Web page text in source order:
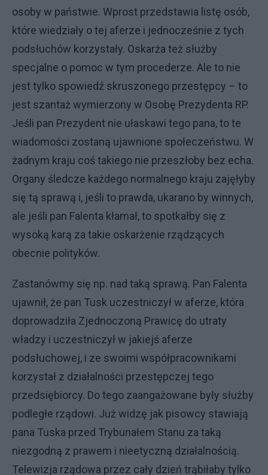
osoby w państwie. Wprost przedstawia listę osób,
które wiedziały o tej aferze i jednocześnie z tych
podsłuchów korzystały. Oskarża też służby
specjalne o pomoc w tym procederze. Ale to nie
jest tylko spowiedź skruszonego przestępcy – to
jest szantaż wymierzony w Osobę Prezydenta RP.
Jeśli pan Prezydent nie ułaskawi tego pana, to te
wiadomości zostaną ujawnione społeczeństwu. W
żadnym kraju coś takiego nie przeszłoby bez echa.
Organy śledcze każdego normalnego kraju zajęłyby
się tą sprawą i, jeśli to prawda, ukarano by winnych,
ale jeśli pan Falenta kłamał, to spotkałby się z
wysoką karą za takie oskarżenie rządzących
obecnie polityków.
Zastanówmy się np. nad taką sprawą. Pan Falenta
ujawnił, że pan Tusk uczestniczył w aferze, która
doprowadziła Zjednoczoną Prawicę do utraty
władzy i uczestniczył w jakiejś aferze
podsłuchowej, i ze swoimi współpracownikami
korzystał z działalności przestępczej tego
przedsiębiorcy. Do tego zaangażowane były służby
podległe rządowi. Już widzę jak pisowcy stawiają
pana Tuska przed Trybunałem Stanu za taką
niezgodną z prawem i nieetyczną działalnością.
Telewizja rządowa przez cały dzień trąbiłaby tylko